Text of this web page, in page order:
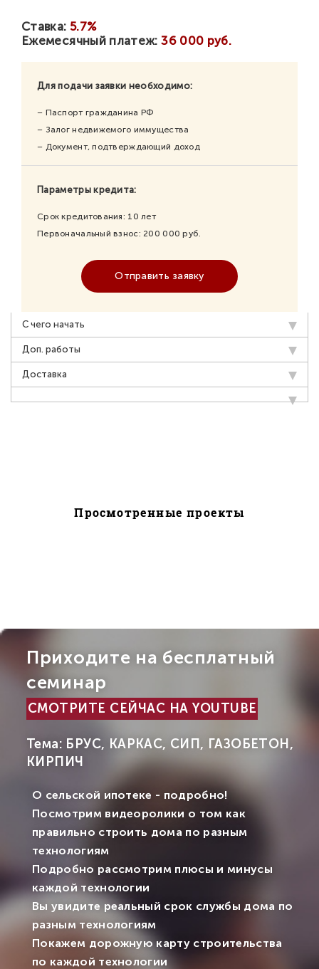
Ставка: 5.7%
Ежемесячный платеж:36 000 руб.
Для подачи заявки необходимо:
– Паспорт гражданина РФ
– Залог недвижемого иммущества
– Документ, подтверждающий доход
Параметры кредита:
Срок кредитования: 10 лет
Первоначальный взнос: 200 000 руб.
Отправить заявку
С чего начать
Доп. работы
Доставка
Просмотренные проекты
Приходите на бесплатный
семинар
СМОТРИТЕ СЕЙЧАС НА YOUTUBE
Тема: БРУС, КАРКАС, СИП, ГАЗОБЕТОН,
КИРПИЧ
О сельской ипотеке - подробно!
Посмотрим видеоролики о том как
правильно строить дома по разным
технологиям
Подробно рассмотрим плюсы и минусы
каждой технологии
Вы увидите реальный срок службы дома по
разным технологиям
Покажем дорожную карту строительства
по каждой технологии